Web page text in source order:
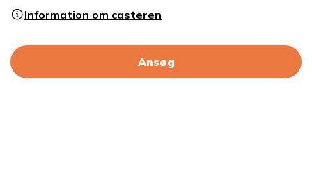
Information om casteren
Ansøg